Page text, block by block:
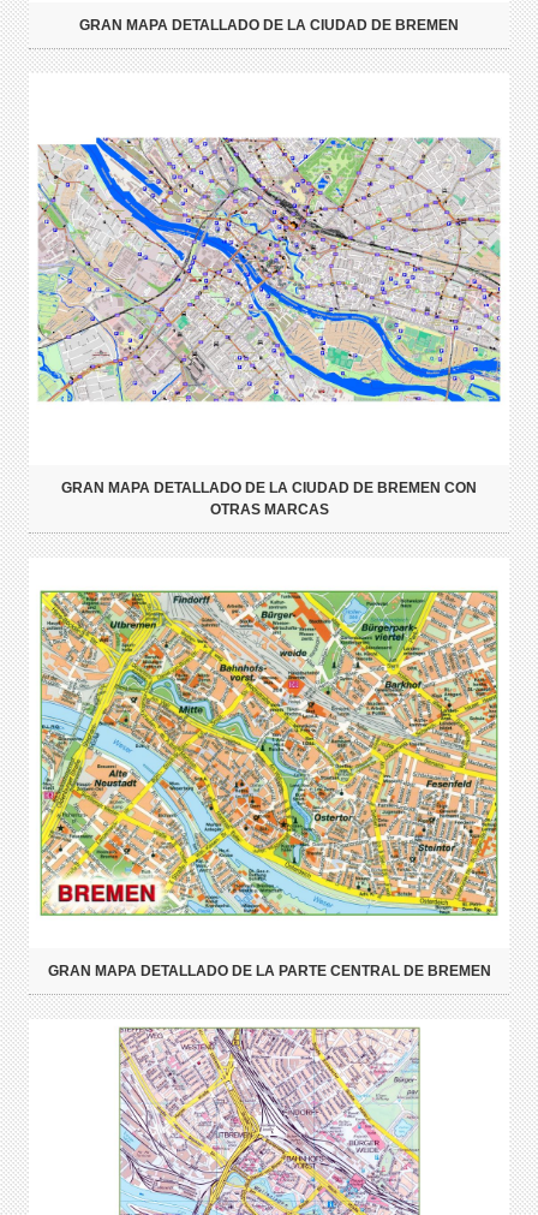
GRAN MAPA DETALLADO DE LA CIUDAD DE BREMEN
GRAN MAPA DETALLADO DE LA CIUDAD DE BREMEN CON
OTRAS MARCAS
GRAN MAPA DETALLADO DE LA PARTE CENTRAL DE BREMEN